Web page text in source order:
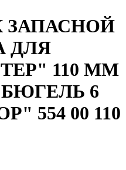
ДЛЯ
110 ММ
6
554 00 110